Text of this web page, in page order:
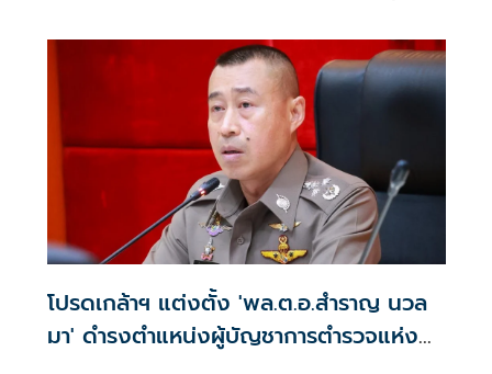
จากเหตุดังกล่าว
โปรดเกล้าฯ แต่งตั้ง 'พล.ต.อ.สำราญ นวล
มา' ดำรงตำแหน่งผู้บัญชาการตำรวจแห่ง